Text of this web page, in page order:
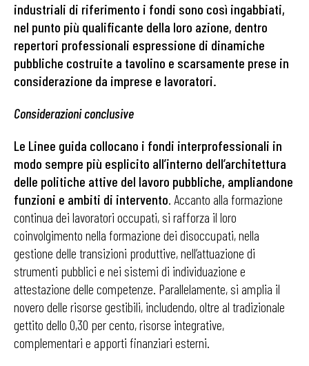
industriali di riferimento i fondi sono così ingabbiati,
nel punto più qualificante della loro azione, dentro
repertori professionali espressione di dinamiche
pubbliche costruite a tavolino e scarsamente prese in
considerazione da imprese e lavoratori.
Considerazioni conclusive
Le Linee guida collocano i fondi interprofessionali in
modo sempre più esplicito all’interno dell’architettura
delle politiche attive del lavoro pubbliche, ampliandone
funzioni e ambiti di intervento. Accanto alla formazione
continua dei lavoratori occupati, si rafforza il loro
coinvolgimento nella formazione dei disoccupati, nella
gestione delle transizioni produttive, nell’attuazione di
strumenti pubblici e nei sistemi di individuazione e
attestazione delle competenze. Parallelamente, si amplia il
novero delle risorse gestibili, includendo, oltre al tradizionale
gettito dello 0,30 per cento, risorse integrative,
complementari e apporti finanziari esterni.